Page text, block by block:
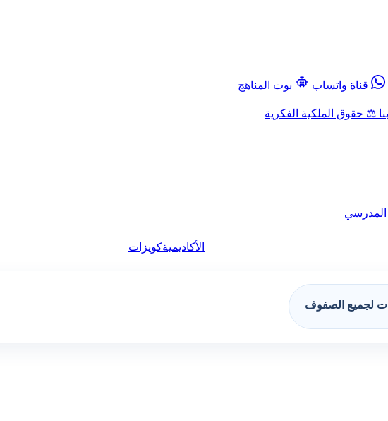
قناة واتساب
بوت المناهج
⚖️ حقوق الملكية الفكرية
المدرسي
الأكاديميةكويزات
لجميع الصفوف